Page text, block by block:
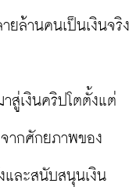
ยล้านคนเป็นเงินจริง
าสู่เงินคริปโตตั้งแต่
ากศักยภาพของ
และสนับสนุนเงิน